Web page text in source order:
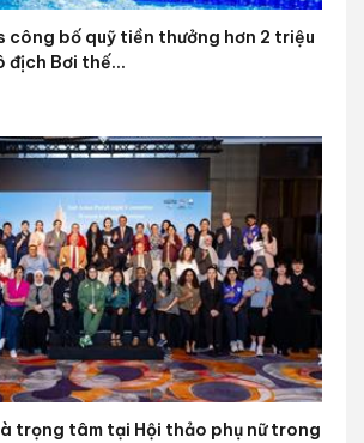
công bố quỹ tiền thưởng hơn 2 triệu
địch Bơi thế...
trọng tâm tại Hội thảo phụ nữ trong